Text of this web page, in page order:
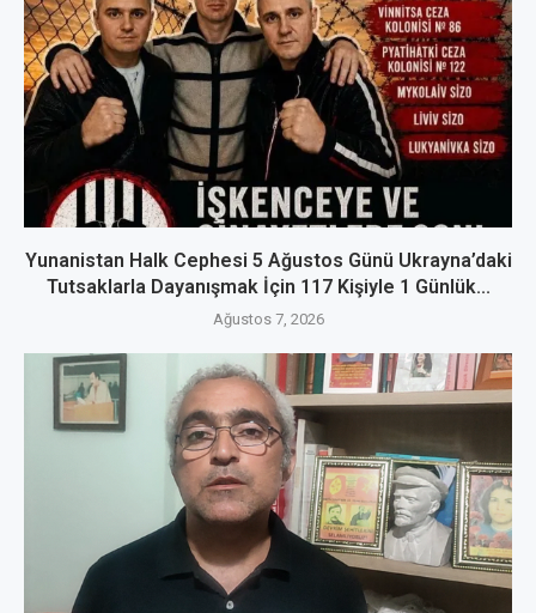
Yunanistan Halk Cephesi 5 Ağustos Günü Ukrayna’daki
Tutsaklarla Dayanışmak İçin 117 Kişiyle 1 Günlük...
Ağustos 7, 2026